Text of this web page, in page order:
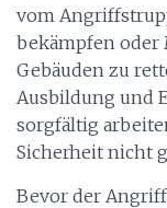
vom
bekämpfen oder
Gebäuden zu
Ausbildung und
sorgfältig
Sicherheit nicht
Bevor der